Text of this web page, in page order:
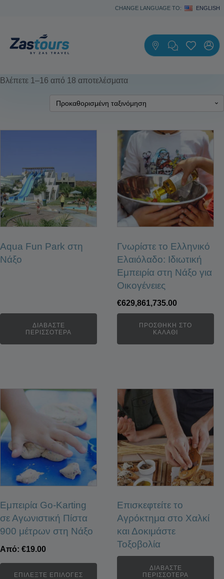
CHANGE LANGUAGE TO: ENGLISH
Βλέπετε 1–16 από 18 αποτελέσματα
Aqua Fun Park στη
Νάξο
ΔΙΑΒΆΣΤΕ
ΠΕΡΙΣΣΌΤΕΡΑ
Γνωρίστε το Ελληνικό
Ελαιόλαδο: Ιδιωτική
Εμπειρία στη Νάξο για
Οικογένειες
€629,861,735.00
ΠΡΟΣΘΉΚΗ ΣΤΟ
ΚΑΛΆΘΙ
Εμπειρία Go-Karting
σε Αγωνιστική Πίστα
900 μέτρων στη Νάξο
Από: €19.00
ΕΠΙΛΈΞΤΕ ΕΠΙΛΟΓΈΣ
Επισκεφτείτε το
Αγρόκτημα στο Χαλκί
και Δοκιμάστε
Τοξοβολία
ΔΙΑΒΆΣΤΕ
ΠΕΡΙΣΣΌΤΕΡΑ